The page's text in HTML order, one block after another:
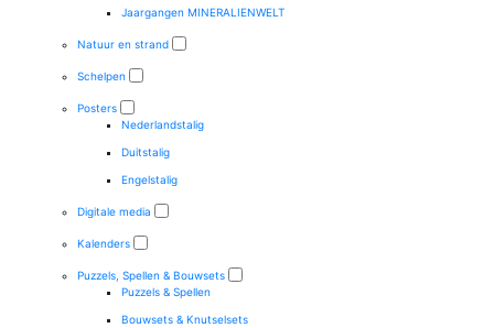
Jaargangen MINERALIENWELT
Natuur en strand
Schelpen
Posters
Nederlandstalig
Duitstalig
Engelstalig
Digitale media
Kalenders
Puzzels, Spellen & Bouwsets
Puzzels & Spellen
Bouwsets & Knutselsets